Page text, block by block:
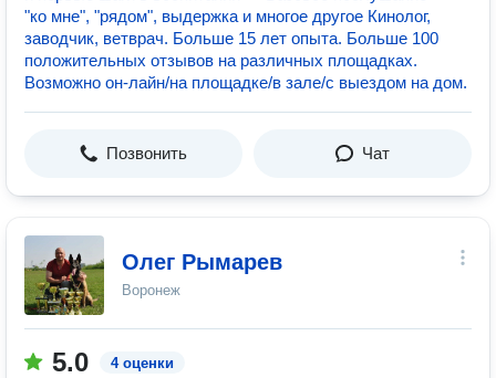
"ко мне", "рядом", выдержка и многое другое Кинолог,
заводчик, ветврач. Больше 15 лет опыта. Больше 100
положительных отзывов на различных площадках.
Возможно он-лайн/на площадке/в зале/с выездом на дом.
Позвонить Чат
Олег Рымарев
Воронеж
5.0 4 оценки